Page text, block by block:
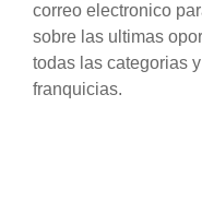
correo electronico
sobre las ultimas
todas las categorias
franquicias.